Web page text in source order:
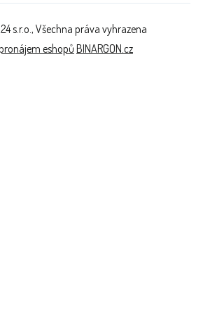
s.r.o., Všechna práva vyhrazena
eshopů BINARGON.cz